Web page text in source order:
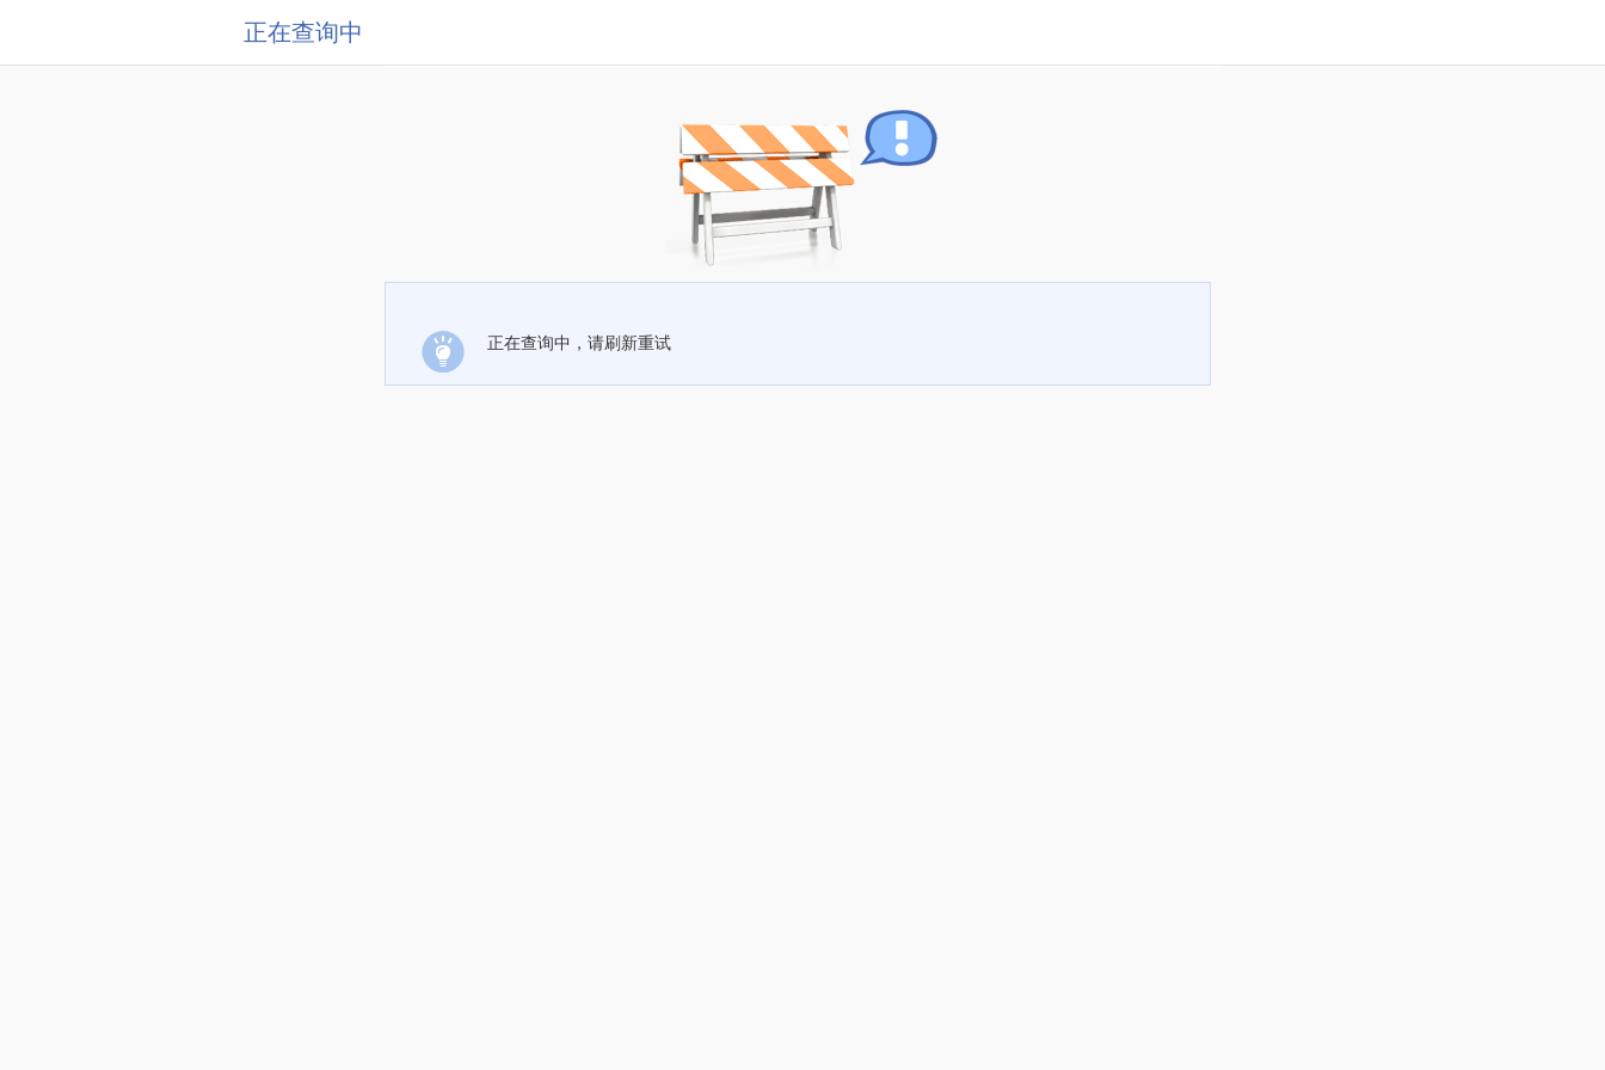
正在查询中
正在查询中，请刷新重试